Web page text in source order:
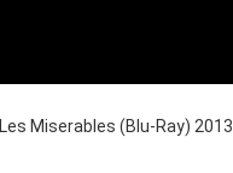
Les Miserables (Blu-Ray) 2013